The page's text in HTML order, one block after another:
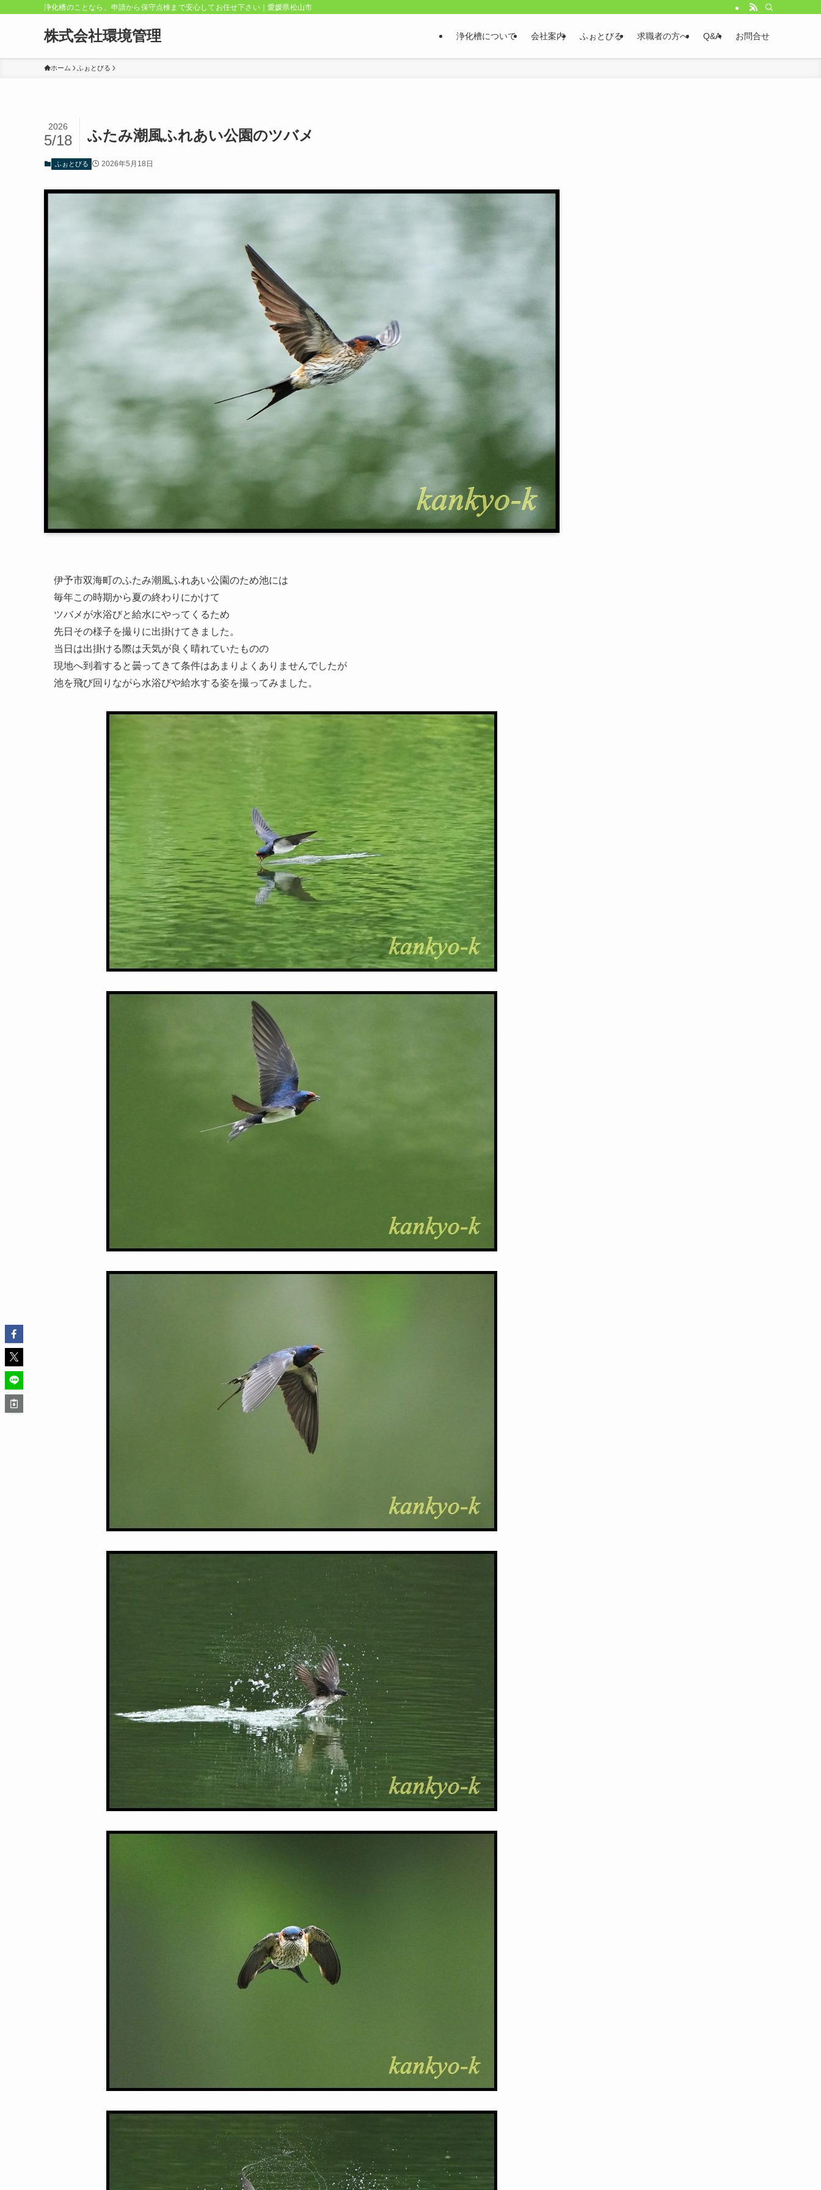
浄化槽のことなら、申請から保守点検まで安心してお任せ下さい｜愛媛県松山市
株式会社環境管理 浄化槽について 会社案内 ふぉとびる 求職者の方へ Q&A お問合せ
ホーム ふぉとびる
ふたみ潮風ふれあい公園のツバメ
2026
5/18
ふぉとびる 2026年5月18日
伊予市双海町のふたみ潮風ふれあい公園のため池には
毎年この時期から夏の終わりにかけて
ツバメが水浴びと給水にやってくるため
先日その様子を撮りに出掛けてきました。
当日は出掛ける際は天気が良く晴れていたものの
現地へ到着すると曇ってきて条件はあまりよくありませんでしたが
池を飛び回りながら水浴びや給水する姿を撮ってみました。